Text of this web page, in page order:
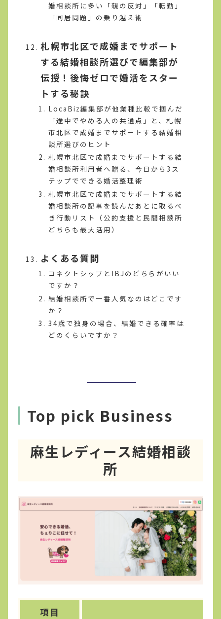
婚相談所に多い「親の反対」「転勤」
「同居問題」の乗り越え術
札幌市北区で成婚までサポート
する結婚相談所選びで編集部が
伝授！後悔ゼロで婚活をスター
トする秘訣
LocaBiz編集部が他業種比較で掴んだ
「途中でやめる人の共通点」と、札幌
市北区で成婚までサポートする結婚相
談所選びのヒント
札幌市北区で成婚までサポートする結
婚相談所利用者へ贈る、今日から3ス
テップでできる婚活整理術
札幌市北区で成婚までサポートする結
婚相談所の記事を読んだあとに取るべ
き行動リスト（公的支援と民間相談所
どちらも最大活用）
よくある質問
コネクトシップとIBJのどちらがいい
ですか？
結婚相談所で一番人気なのはどこです
か？
34歳で独身の場合、結婚できる確率は
どのくらいですか？
Top pick Business
麻生レディース結婚相談
所
項目